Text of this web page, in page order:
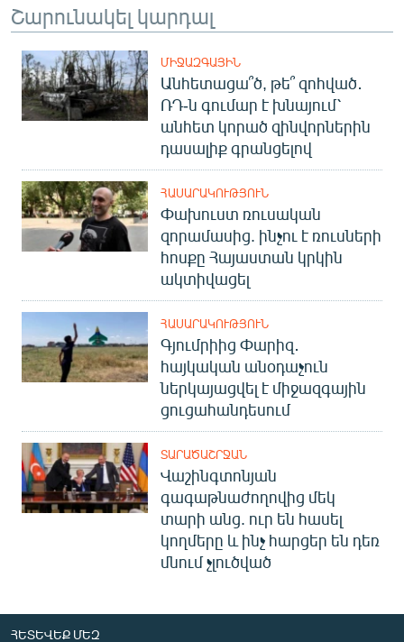
«Ազատության» բոլոր կայքերը
Շարունակել կարդալ
ՄԻՋԱԶԳԱՅԻՆ
Անհետացա՞ծ, թե՞ զոհված․
ՌԴ-ն գումար է խնայում՝
անհետ կորած զինվորներին
դասալիք գրանցելով
ՀԱՍԱՐԱԿՈՒԹՅՈՒՆ
Փախուստ ռուսական
զորամասից. ինչու է ռուսների
հոսքը Հայաստան կրկին
ակտիվացել
ՀԱՍԱՐԱԿՈՒԹՅՈՒՆ
Գյումրիից Փարիզ․
հայկական անօդաչուն
ներկայացվել է միջազգային
ցուցահանդեսում
ՏԱՐԱԾԱՇՐՋԱՆ
Վաշինգտոնյան
գագաթնաժողովից մեկ
տարի անց. ուր են հասել
կողմերը և ինչ հարցեր են դեռ
մնում չլուծված
ՀԵՏԵՎԵՔ ՄԵԶ